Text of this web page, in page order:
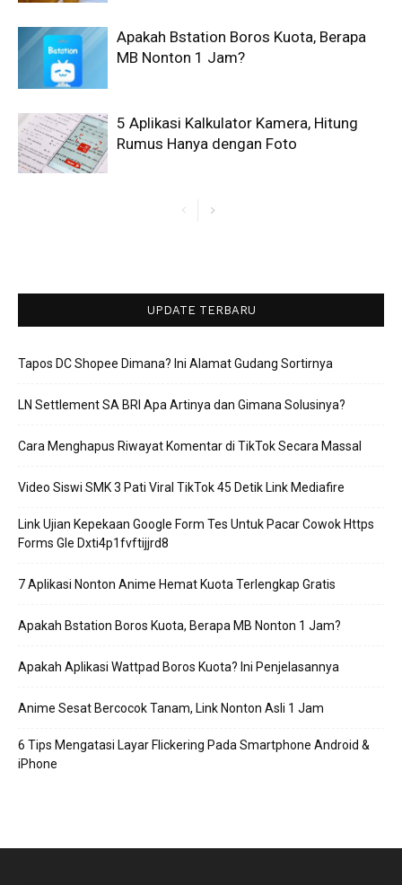
Apakah Bstation Boros Kuota, Berapa
MB Nonton 1 Jam?
5 Aplikasi Kalkulator Kamera, Hitung
Rumus Hanya dengan Foto
UPDATE TERBARU
Tapos DC Shopee Dimana? Ini Alamat Gudang Sortirnya
LN Settlement SA BRI Apa Artinya dan Gimana Solusinya?
Cara Menghapus Riwayat Komentar di TikTok Secara Massal
Video Siswi SMK 3 Pati Viral TikTok 45 Detik Link Mediafire
Link Ujian Kepekaan Google Form Tes Untuk Pacar Cowok Https
Forms Gle Dxti4p1fvftijjrd8
7 Aplikasi Nonton Anime Hemat Kuota Terlengkap Gratis
Apakah Bstation Boros Kuota, Berapa MB Nonton 1 Jam?
Apakah Aplikasi Wattpad Boros Kuota? Ini Penjelasannya
Anime Sesat Bercocok Tanam, Link Nonton Asli 1 Jam
6 Tips Mengatasi Layar Flickering Pada Smartphone Android &
iPhone